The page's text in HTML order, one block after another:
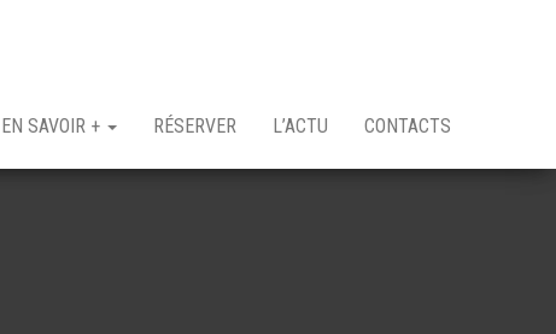
EN SAVOIR + RÉSERVER L’ACTU CONTACTS